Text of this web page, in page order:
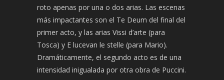
roto apenas por una o dos arias. Las escenas
más impactantes son el Te Deum del final del
primer acto, y las arias Vissi d’arte (para
Tosca) y E lucevan le stelle (para Mario).
Dramáticamente, el segundo acto es de una
intensidad inigualada por otra obra de Puccini.